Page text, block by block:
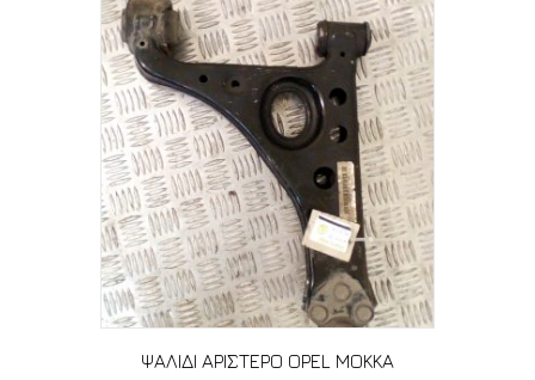
ΨΑΛΙΔΙ ΑΡΙΣΤΕΡΟ OPEL MOKKA